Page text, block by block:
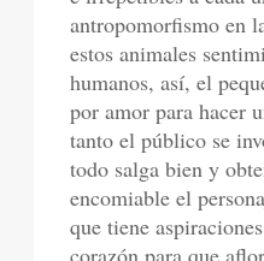
antropomorfismo en
estos animales
humanos, así, el
por amor para hacer
tanto el público se
todo salga bien y
encomiable el
que tiene
corazón para que